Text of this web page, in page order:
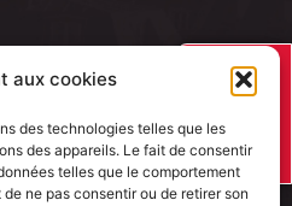
aux cookies
des technologies telles que les
des appareils. Le fait de consentir
telles que le comportement
ne pas consentir ou de retirer son
J’AI UN
PROJET